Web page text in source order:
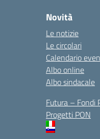
Novità
Le notizie
Le circolari
Calendario
Albo online
Albo sindacale
Futura – Fondi
Progetti PON